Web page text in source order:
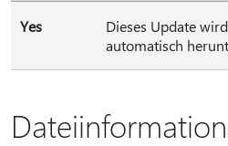
Yes
Dieses Update
automatisch